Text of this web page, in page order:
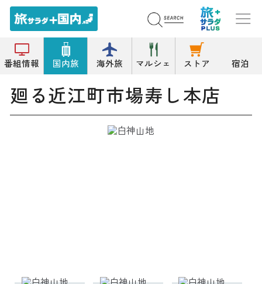
番組情報 国内旅 海外旅 マルシェ ストア 宿泊
トップ その他回転寿司 廻る近江町市場寿し本店
廻る近江町市場寿し本店